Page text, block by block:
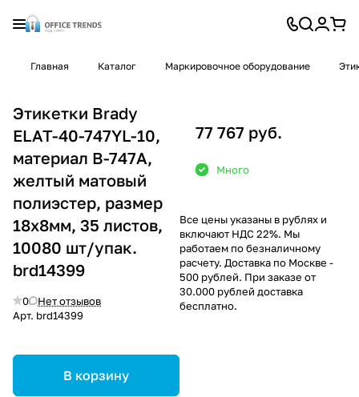
Главная Каталог Маркировочное оборудование
Этикетки Brady
ELAT-40-747YL-10,
материал B-747А,
желтый матовый
полиэстер, размер
18х8мм, 35 листов,
10080 шт/упак.
brd14399
0
Нет отзывов
Арт. brd14399
В корзину
77 767 руб.
Много
Все цены указаны в рублях и
включают НДС 22%. Мы
работаем по безналичному
расчету. Доставка по Москве -
500 рублей. При заказе от
30.000 рублей доставка
бесплатно.